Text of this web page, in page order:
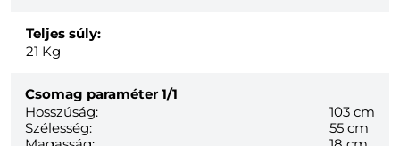
Teljes súly:
21 Kg
Csomag paraméter 1/1
Hosszúság:
103 cm
Szélesség:
55 cm